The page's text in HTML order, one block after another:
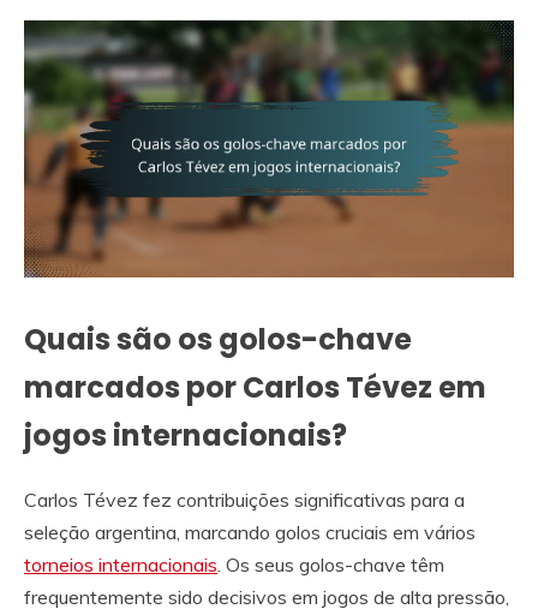
Quais são os golos-chave
marcados por Carlos Tévez em
jogos internacionais?
Carlos Tévez fez contribuições significativas para a
seleção argentina, marcando golos cruciais em vários
torneios internacionais . Os seus golos-chave têm
frequentemente sido decisivos em jogos de alta pressão,